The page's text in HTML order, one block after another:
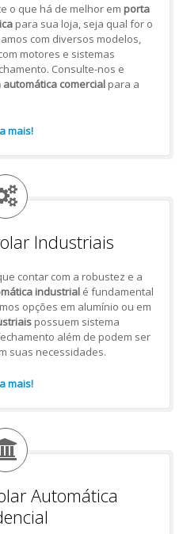
o que há de melhor em porta
para sua loja, seja qual for o
com diversos modelos,
motores e sistemas
Consulte-nos e
automática comercialpara a
mais!
Industriais
contar com a robustez e a
industrialé fundamental
opções em alumínio ou em
possuem sistema
além de podem ser
suas necessidades.
mais!
Automática